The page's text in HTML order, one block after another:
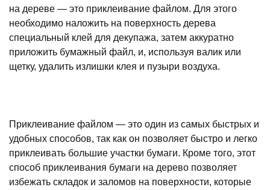
на дереве — это приклеивание файлом. Для этого
необходимо наложить на поверхность дерева
специальный клей для декупажа, затем аккуратно
приложить бумажный файл, и, используя валик или
щетку, удалить излишки клея и пузыри воздуха.
Приклеивание файлом — это один из самых быстрых и
удобных способов, так как он позволяет быстро и легко
приклеивать большие участки бумаги. Кроме того, этот
способ приклеивания бумаги на дерево позволяет
избежать складок и заломов на поверхности, которые